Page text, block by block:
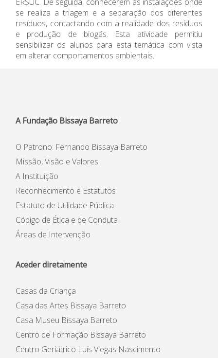
se realiza a triagem e a separação dos diferentes
resíduos, contactando com a realidade dos resíduos
e produção de biogás. Esta atividade permitiu
sensibilizar os alunos para esta temática com vista
em alterar comportamentos ambientais.
A Fundação Bissaya Barreto
O Patrono: Fernando Bissaya Barreto
Missão, Visão e Valores
A Instituição
Reconhecimento e Estatutos
Estatuto de Utilidade Pública
Código de Ética e de Conduta
Áreas de Intervenção
Aceder diretamente
Casas da Criança
Casa das Artes Bissaya Barreto
Casa Museu Bissaya Barreto
Centro de Formação Bissaya Barreto
Centro Geriátrico Luís Viegas Nascimento